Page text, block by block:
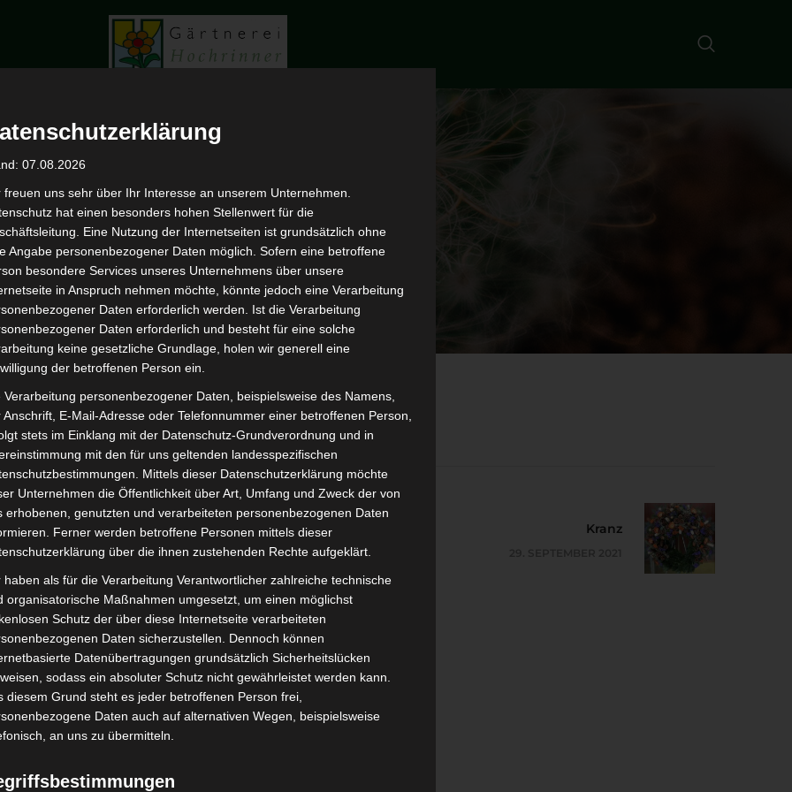
HOME PORTFOLIO GESTECK
Kranz
07.08.2026
freuen uns sehr über Ihr Interesse an unserem Unternehmen.
hat einen besonders hohen Stellenwert für die
Eine Nutzung der Internetseiten ist grundsätzlich ohne
Angabe personenbezogener Daten möglich. Sofern eine betroffene
besondere Services unseres Unternehmens über unsere
in Anspruch nehmen möchte, könnte jedoch eine Verarbeitung
Daten erforderlich werden. Ist die Verarbeitung
Daten erforderlich und besteht für eine solche
keine gesetzliche Grundlage, holen wir generell eine
der betroffenen Person ein.
Verarbeitung personenbezogener Daten, beispielsweise des Namens,
Anschrift, E-Mail-Adresse oder Telefonnummer einer betroffenen Person,
stets im Einklang mit der Datenschutz-Grundverordnung und in
mit den für uns geltenden landesspezifischen
Mittels dieser Datenschutzerklärung möchte
Unternehmen die Öffentlichkeit über Art, Umfang und Zweck der von
erhobenen, genutzten und verarbeiteten personenbezogenen Daten
Ferner werden betroffene Personen mittels dieser
über die ihnen zustehenden Rechte aufgeklärt.
haben als für die Verarbeitung Verantwortlicher zahlreiche technische
organisatorische Maßnahmen umgesetzt, um einen möglichst
Schutz der über diese Internetseite verarbeiteten
Daten sicherzustellen. Dennoch können
Datenübertragungen grundsätzlich Sicherheitslücken
sodass ein absoluter Schutz nicht gewährleistet werden kann.
diesem Grund steht es jeder betroffenen Person frei,
Daten auch auf alternativen Wegen, beispielsweise
an uns zu übermitteln.